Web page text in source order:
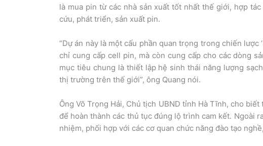
là mua pin từ các nhà sản xuất tốt nhất thế giới, hợp
cứu, phát triển, sản xuất pin.
“Dự án này là một cấu phần quan trọng trong chiến lược
chỉ cung cấp cell pin, mà còn cung cấp cho các dòng
mục tiêu chung là thiết lập hệ sinh thái năng lượng
thị trường trên thế giới”, ông Quang nói.
Ông Võ Trọng Hải, Chủ tịch UBND tỉnh Hà Tĩnh, cho
để hoàn thành các thủ tục đúng lộ trình cam kết. Ngoài
nhiệm, phối hợp với các cơ quan chức năng đào tạo